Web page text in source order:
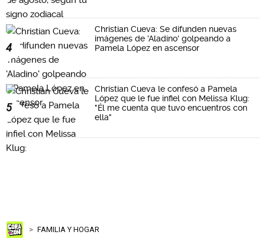
4
Christian Cueva: Se difunden nuevas
imágenes de 'Aladino' golpeando a
Pamela López en ascensor
5
Christian Cueva le confesó a Pamela
López que le fue infiel con Melissa Klug:
"Él me cuenta que tuvo encuentros con
ella"
FAMILIA Y HOGAR